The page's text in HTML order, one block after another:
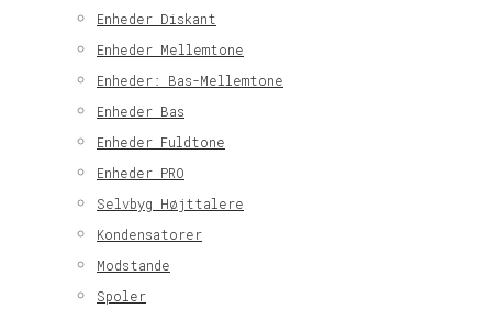
Enheder Diskant
Enheder Mellemtone
Enheder: Bas-Mellemtone
Enheder Bas
Enheder Fuldtone
Enheder PRO
Selvbyg Højttalere
Kondensatorer
Modstande
Spoler